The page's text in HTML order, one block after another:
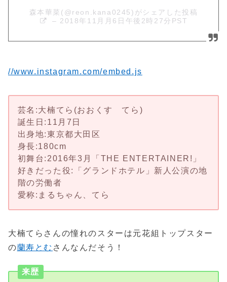
森本華菜(@reon.kana0245)がシェアした投稿
– 2018年11月月6日午後2時27分PST
//www.instagram.com/embed.js
芸名:大楠てら(おおくす てら)
誕生日:11月7日
出身地:東京都大田区
身長:180cm
初舞台:2016年3月「THE ENTERTAINER!」
好きだった役:「グランドホテル」新人公演の地
階の労働者
愛称:まるちゃん、てら
大楠てらさんの憧れのスターは元花組トップスター
の蘭寿とむ さんなんだそう！
来歴